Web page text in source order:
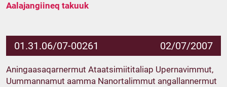
Aalajangiineq takuuk
01.31.06/07-00261 02/07/2007
Aningaasaqarnermut Ataatsimiititaliap Upernavimmut,
Uummannamut aamma Nanortalimmut angallannermut